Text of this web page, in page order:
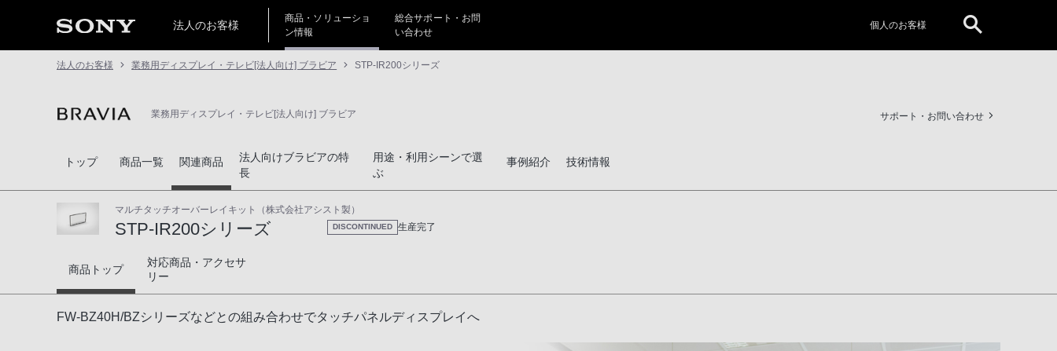
法人のお客様
商品・ソリューショ
ン情報
総合サポート・お問
い合わせ
個人のお客様
法人のお客様 業務用ディスプレイ・テレビ[法人向け] ブラビア STP-IR200シリーズ
業務用ディスプレイ・テレビ[法人向け] ブラビア サポート・お問い合わせ
トップ 商品一覧 関連商品
法人向けブラビアの特
長
用途・利用シーンで選
ぶ
事例紹介 技術情報
マルチタッチオーバーレイキット（株式会社アシスト製）
STP-IR200シリーズ DISCONTINUED 生産完了
STP-IR200シリーズ
商品トップ
対応商品・アクセサ
リー
FW-BZ40H/BZシリーズなどとの組み合わせでタッチパネルディスプレイへ